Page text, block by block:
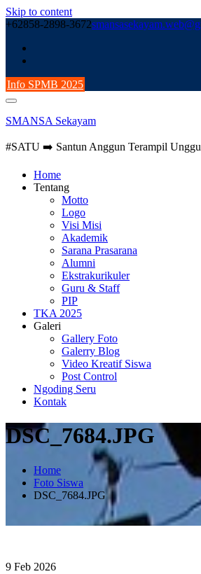
Skip to content
+62858-2898-3672
Info SPMB 2025
SMANSA Sekayam
#SATU ➡️ Santun Anggun Terampil
Home
Tentang
Motto
Logo
Visi Misi
Akademik
Sarana Prasarana
Alumni
Ekstrakurikuler
Guru & Staff
PIP
TKA 2025
Galeri
Gallery Foto
Galerry Blog
Video Kreatif Siswa
Post Control
Ngoding Seru
Kontak
DSC_7684.JPG
Home
Foto Siswa
DSC_7684.JPG
9 Feb 2026